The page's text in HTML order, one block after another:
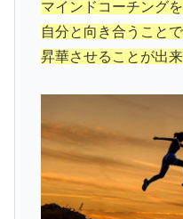
マインドコーチング
自分と向き合うこと
昇華させることが出